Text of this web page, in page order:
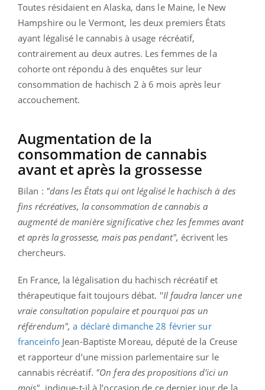
Toutes résidaient en Alaska, dans le Maine, le New
Hampshire ou le Vermont, les deux premiers États
ayant légalisé le cannabis à usage récréatif,
contrairement au deux autres. Les femmes de la
cohorte ont répondu à des enquêtes sur leur
consommation de hachisch 2 à 6 mois après leur
accouchement.
Augmentation de la
consommation de cannabis
avant et après la grossesse
Bilan : "dans les États qui ont légalisé le hachisch à des
fins récréatives, la consommation de cannabis a
augmenté de manière significative chez les femmes avant
et après la grossesse, mais pas pendant", écrivent les
chercheurs.
En France, la légalisation du hachisch récréatif et
thérapeutique fait toujours débat. "Il faudra lancer une
vraie consultation populaire et pourquoi pas un
référendum", a déclaré dimanche 28 février sur
franceinfo Jean-Baptiste Moreau, député de la Creuse
et rapporteur d’une mission parlementaire sur le
cannabis récréatif. "On fera des propositions d'ici un
mois", indique-t-il à l’occasion de ce dernier jour de la